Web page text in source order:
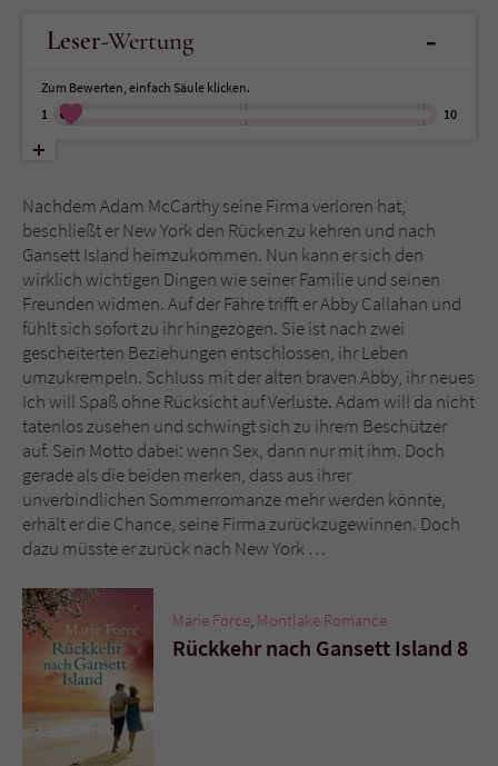
Leser-Wertung -
Zum Bewerten, einfach Säule klicken.
1
10
Nachdem Adam McCarthy seine Firma verloren hat,
beschließt er New York den Rücken zu kehren und nach
Gansett Island heimzukommen. Nun kann er sich den
wirklich wichtigen Dingen wie seiner Familie und seinen
Freunden widmen. Auf der Fähre trifft er Abby Callahan und
fühlt sich sofort zu ihr hingezogen. Sie ist nach zwei
gescheiterten Beziehungen entschlossen, ihr Leben
umzukrempeln. Schluss mit der alten braven Abby, ihr neues
Ich will Spaß ohne Rücksicht auf Verluste. Adam will da nicht
tatenlos zusehen und schwingt sich zu ihrem Beschützer
auf. Sein Motto dabei: wenn Sex, dann nur mit ihm. Doch
gerade als die beiden merken, dass aus ihrer
unverbindlichen Sommerromanze mehr werden könnte,
erhält er die Chance, seine Firma zurückzugewinnen. Doch
dazu müsste er zurück nach New York …
Marie Force Montlake Romance
Rückkehr nach Gansett Island 8
Name tx_pwcomments_ahash
Anbieter Literatur-Couch Medien GmbH & Co. KG
Zweck Cookie für Kommentare einzelner Buchtitel
Name fe_typo_user
Anbieter Literatur-Couch Medien GmbH & Co. KG
Laufzeit Session
Zweck
Dieses Cookie gewährleistet die
Kommunikation der Webseite mit dem
Benutzer. Es wird benötigt um z. B. den
Sicherheitscode des Kontaktformulars zu
überprüfen.